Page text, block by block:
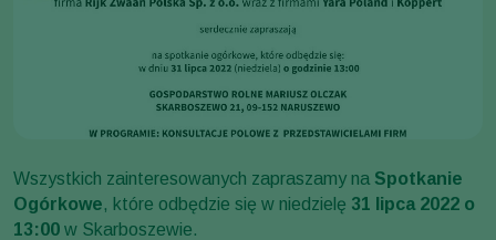
Wszystkich zainteresowanych zapraszamy na Spotkanie
Ogórkowe, które odbędzie się w niedzielę 31 lipca 2022 o
13:00 w Skarboszewie.